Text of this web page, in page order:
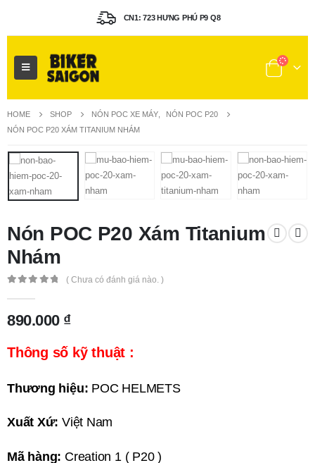
CN1: 723 HƯNG PHÚ P9 Q8
HOME SHOP NÓN POC XE MÁY
NÓN POC P20
NÓN POC P20 XÁM TITANIUM NHÁM
Nón POC P20 Xám Titanium
Nhám
( Chưa có đánh giá nào. )
890.000 ₫
Thông số kỹ thuật :
Thương hiệu: POC HELMETS
Xuất Xứ: Việt Nam
Mã hàng: Creation 1 ( P20 )